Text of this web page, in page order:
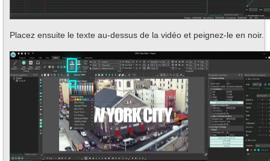
Placez ensuite le texte au-dessus de la vidéo et peignez-le en noir.